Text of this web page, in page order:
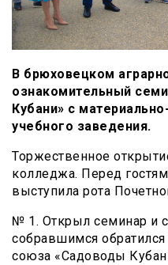
В брюховецком
ознакомительный
Кубани» с
учебного заведения.
Торжественное
колледжа. Перед
выступила рота
№ 1. Открыл семинар и
собравшимся
союза «Садоводы